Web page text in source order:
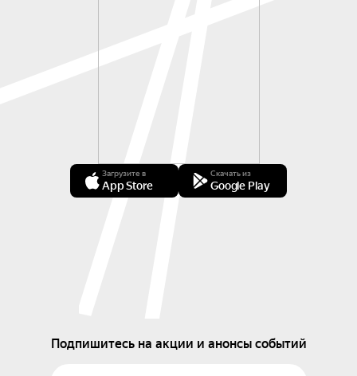
Загрузите в
App Store
Скачать из
Google Play
Подпишитесь на акции и анонсы событий